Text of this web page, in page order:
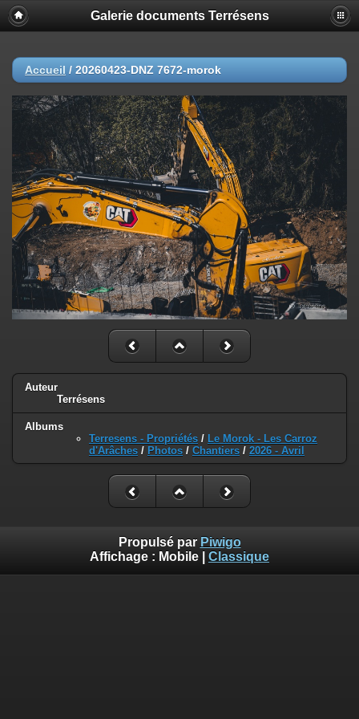
Galerie documents Terrésens
Accueil / 20260423-DNZ 7672-morok
Auteur
Terrésens
Albums
Terresens - Propriétés / Le Morok - Les Carroz
d'Arâches / Photos / Chantiers / 2026 - Avril
Propulsé par Piwigo
Affichage : Mobile Classique